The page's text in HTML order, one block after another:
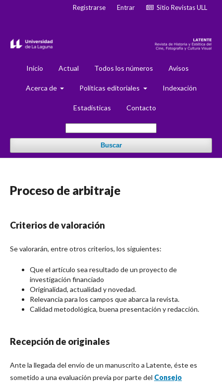
Inicio Actual Todos los números Avisos
Acerca de Políticas editoriales Indexación
Estadísticas Contacto
Buscar
Registrarse Entrar Sitio Revistas ULL
Proceso de arbitraje
Criterios de valoración
Se valorarán, entre otros criterios, los siguientes:
Que el artículo sea resultado de un proyecto de
investigación financiado
Originalidad, actualidad y novedad.
Relevancia para los campos que abarca la revista.
Calidad metodológica, buena presentación y redacción.
Recepción de originales
Ante la llegada del envío de un manuscrito a Latente, éste es
sometido a una evaluación previa por parte del Consejo